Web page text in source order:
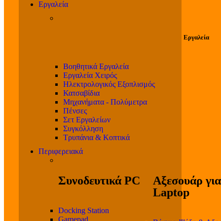
Εργαλεία
Εργαλεία
Βοηθητικά Εργαλεία
Εργαλεία Χειρός
Ηλεκτρολογικός Εξοπλισμός
Κατσαβίδια
Μηχανήματα - Πολύμετρα
Πένσες
Σετ Εργαλείων
Συγκόλληση
Τρυπάνια & Κοπτικά
Περιφερειακά
Συνοδευτικά PC
Docking Station
Αξεσουάρ για
Laptop